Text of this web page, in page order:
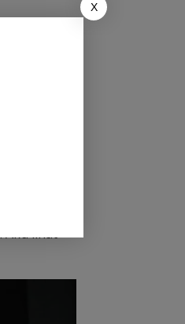
(yang
kerap
Aku lihat
X